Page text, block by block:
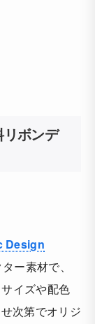
ボンデ
Design
ー素材で、
イズや配色
次第でオリジ